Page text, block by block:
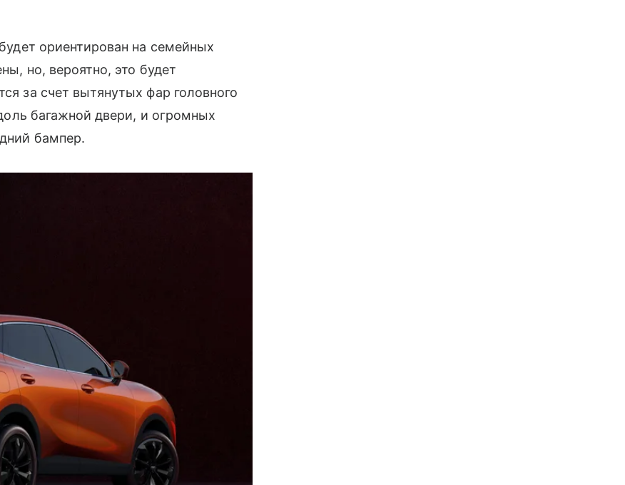
ориентирован на семейных
но, вероятно, это будет
за счет вытянутых фар головного
багажной двери, и огромных
бампер.